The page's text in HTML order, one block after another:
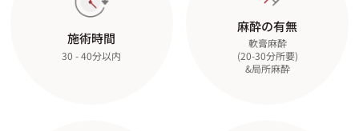
施術時間
30 - 40分以内
麻酔の有無
軟膏麻酔
(20-30分所要)
&局所麻酔